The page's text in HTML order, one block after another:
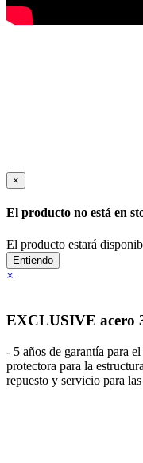
×
El producto no está en
El producto estará
Entiendo
×
EXCLUSIVE acero
- 5 años de garantía para
protectora para la
repuesto y servicio para